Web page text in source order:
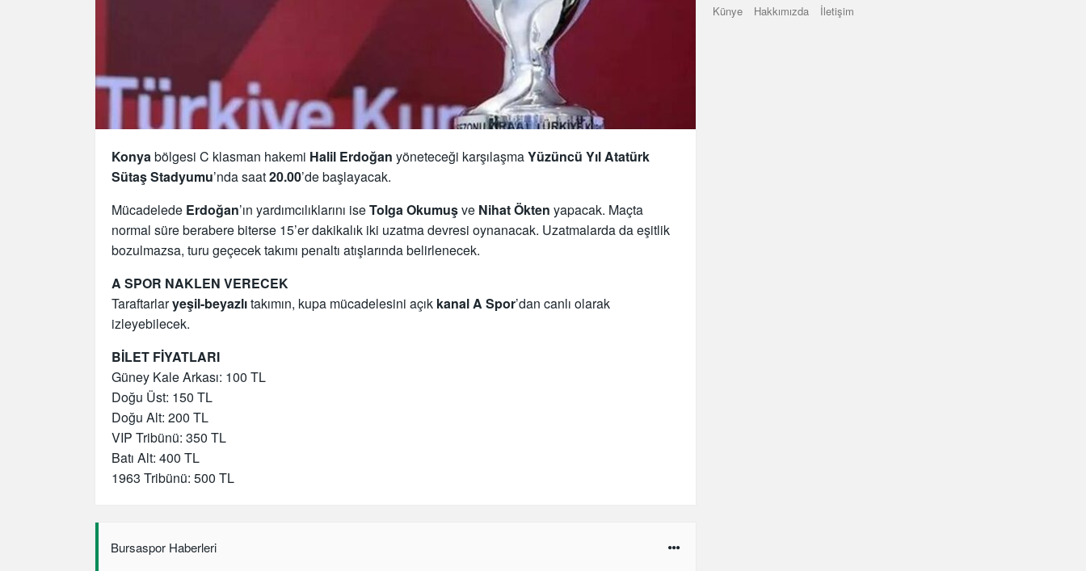
Konyabölgesi C klasman hakemi Halil Erdoğan yöneteceği karşılaşmaYüzüncü Yıl Atatürk
Sütaş Stadyumu’nda saat20.00’de başlayacak.
Mücadelede Erdoğan’ın yardımcılıklarını iseTolga Okumuşve Nihat Ökten yapacak. Maçta
normal süre berabere biterse 15’er dakikalık iki uzatma devresi oynanacak. Uzatmalarda da eşitlik
bozulmazsa, turu geçecek takımı penaltı atışlarında belirlenecek.
A SPOR NAKLEN VERECEK
Taraftarlaryeşil-beyazlıtakımın, kupa mücadelesini açık kanal A Spor’dan canlı olarak
izleyebilecek.
BİLET FİYATLARI
Güney Kale Arkası: 100 TL
Doğu Üst: 150 TL
Doğu Alt: 200 TL
VIP Tribünü: 350 TL
Batı Alt: 400 TL
1963 Tribünü: 500 TL
Bursaspor Haberleri
Künye
Hakkımızda İletişim